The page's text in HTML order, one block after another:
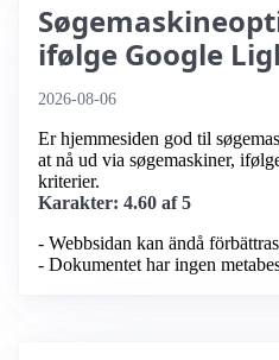
ifølge Google
2026-08-06
Er hjemmesiden god til
at nå ud via søgemaskiner,
kriterier.
Karakter: 4.60 af 5
- Webbsidan kan ändå
- Dokumentet har ingen